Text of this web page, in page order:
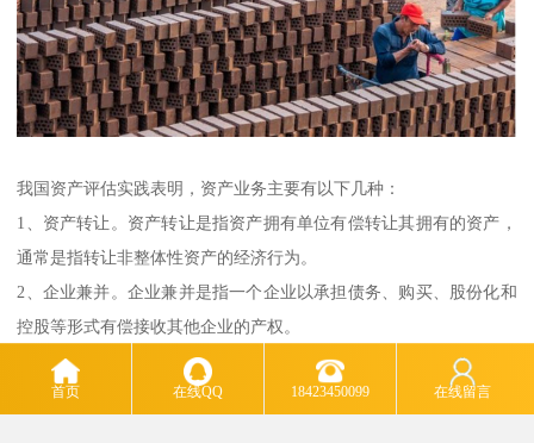
我国资产评估实践表明，资产业务主要有以下几种：
1、资产转让。资产转让是指资产拥有单位有偿转让其拥有的资产，
通常是指转让非整体性资产的经济行为。
2、企业兼并。企业兼并是指一个企业以承担债务、购买、股份化和
控股等形式有偿接收其他企业的产权。
3、企业出售。企业出售是指立核算的企业或企业内部的分厂、车间
及其他整体资产产权出售行为。
首页 在线QQ 18423450099 在线留言